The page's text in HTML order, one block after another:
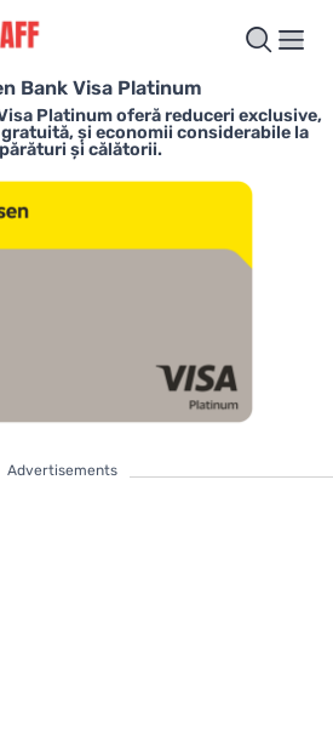
Bank Visa Platinum
Platinum oferă reduceri exclusive,
și economii considerabile la
și călătorii.
Advertisements